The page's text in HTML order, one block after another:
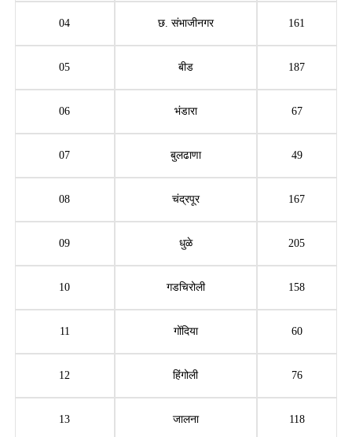
04 छ. संभाजीनगर 161
05 बीड 187
06 भंडारा 67
07 बुलढाणा 49
08 चंद्रपूर 167
09 धुळे 205
10 गडचिरोली 158
11 गोंदिया 60
12 हिंगोली 76
13 जालना 118